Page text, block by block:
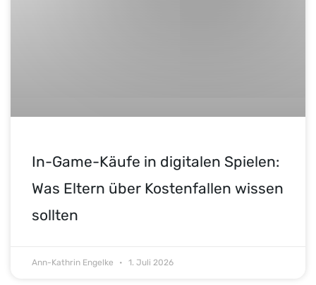
In-Game-Käufe in digitalen Spielen:
Was Eltern über Kostenfallen wissen
sollten
Ann-Kathrin Engelke 1. Juli 2026